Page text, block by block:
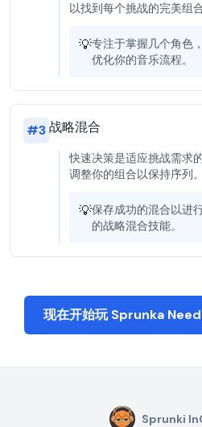
以找到每个挑战的完美组合
💡专注于掌握几个角色
优化你的音乐流程。
#3战略混合
快速决策是适应挑战需求
调整你的组合以保持序列。
💡保存成功的混合以进
的战略混合技能。
现在开始玩 Sprunka
Sprunki